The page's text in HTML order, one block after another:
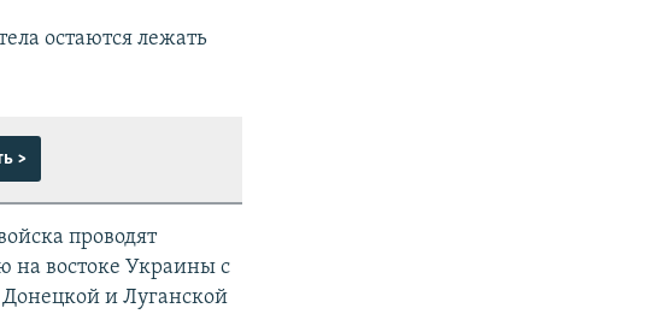
остаются лежать
>
проводят
на востоке Украины с
и Луганской